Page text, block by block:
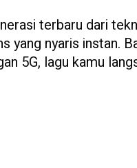
terbaru dari
nyaris instan.
5G, lagu kamu